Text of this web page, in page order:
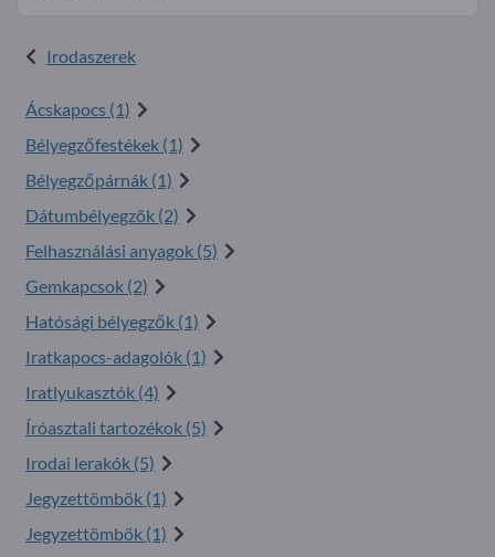
Irodaszerek
Ácskapocs (1)
Bélyegzőfestékek (1)
Bélyegzőpárnák (1)
Dátumbélyegzõk (2)
Felhasználási anyagok (5)
Gemkapcsok (2)
Hatósági bélyegzők (1)
Iratkapocs-adagolók (1)
Iratlyukasztók (4)
Íróasztali tartozékok (5)
Irodai lerakók (5)
Jegyzettömbök (1)
Jegyzettömbök (1)